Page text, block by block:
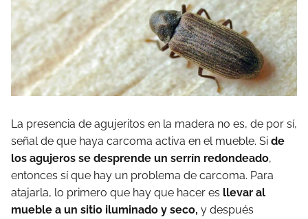
La presencia de agujeritos en la madera no es, de por sí,
señal de que haya carcoma activa en el mueble. Si de
los agujeros se desprende un serrín redondeado,
entonces sí que hay un problema de carcoma. Para
atajarla, lo primero que hay que hacer es llevar al
mueble a un sitio iluminado y seco, y después